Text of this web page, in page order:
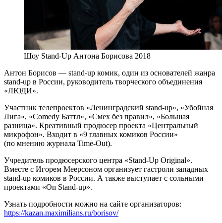
Шоу Stand-Up Антона Борисова 2018
Антон Борисов — stand-up комик, один из основателей жанра
stand-up в России, руководитель творческого объединения
«ЛЮДИ».
Участник телепроектов «Ленинградский stand-up», «Убойная
Лига», «Comedy Баттл», «Смех без правил», «Большая
разница». Креативный продюсер проекта «Центральный
микрофон». Входит в «9 главных комиков России»
(по мнению журнала Time-Out).
Учредитель продюсерского центра «Stand-Up Original».
Вместе с Игорем Меерсоном организует гастроли западных
stand-up комиков в России. А также выступает с сольными
проектами «On Stand-up».
Узнать подробности можно на сайте организаторов:
https://kazan.maximilians.ru/borisov/